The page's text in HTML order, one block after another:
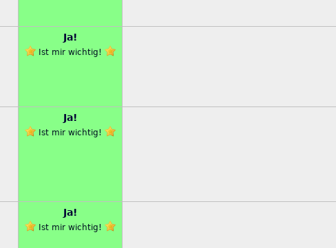
Ja!
Ist mir wichtig!
Ja!
Ist mir wichtig!
Ja!
Ist mir wichtig!